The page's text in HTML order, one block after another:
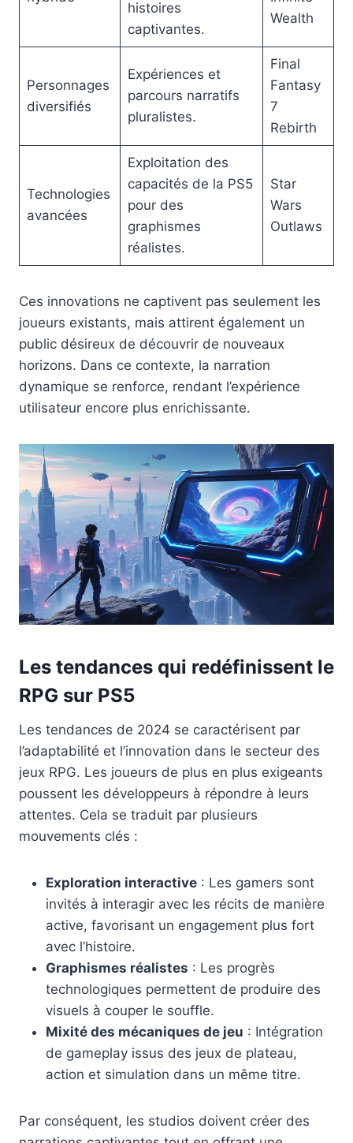
histoires
captivantes.
Wealth
Personnages
diversifiés
Expériences et
parcours narratifs
pluralistes.
Final
Fantasy
7
Rebirth
Technologies
avancées
Exploitation des
capacités de la PS5
pour des
graphismes
réalistes.
Star
Wars
Outlaws
Ces innovations ne captivent pas seulement les
joueurs existants, mais attirent également un
public désireux de découvrir de nouveaux
horizons. Dans ce contexte, la narration
dynamique se renforce, rendant l’expérience
utilisateur encore plus enrichissante.
Les tendances qui redéfinissent le
RPG sur PS5
Les tendances de 2024 se caractérisent par
l’adaptabilité et l’innovation dans le secteur des
jeux RPG. Les joueurs de plus en plus exigeants
poussent les développeurs à répondre à leurs
attentes. Cela se traduit par plusieurs
mouvements clés :
Exploration interactive : Les gamers sont
invités à interagir avec les récits de manière
active, favorisant un engagement plus fort
avec l’histoire.
Graphismes réalistes : Les progrès
technologiques permettent de produire des
visuels à couper le souffle.
Mixité des mécaniques de jeu : Intégration
de gameplay issus des jeux de plateau,
action et simulation dans un même titre.
Par conséquent, les studios doivent créer des